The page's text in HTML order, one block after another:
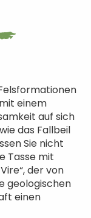
einem
auf sich
das Fallbeil
Sie nicht
Tasse mit
der von
geologischen
einen